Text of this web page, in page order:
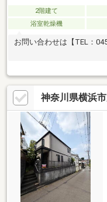
2階建て
浴室乾燥機
お問い合わせは【TEL：
神奈川県横浜